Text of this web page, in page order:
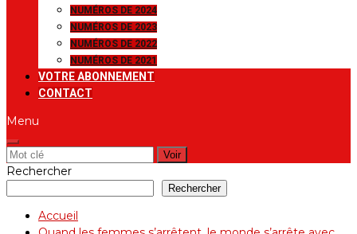
NUMÉROS DE 2024
NUMÉROS DE 2023
NUMÉROS DE 2022
NUMÉROS DE 2021
VOTRE ABONNEMENT
CONTACT
Menu
Rechercher:
Rechercher
Rechercher
Accueil